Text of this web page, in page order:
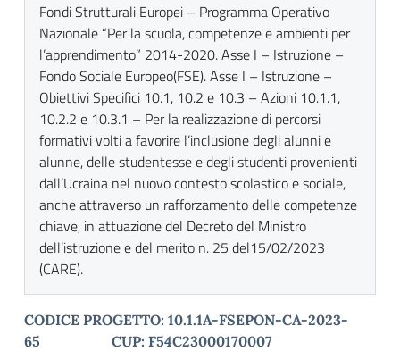
Fondi Strutturali Europei – Programma Operativo
Nazionale “Per la scuola, competenze e ambienti per
l’apprendimento” 2014-2020. Asse I – Istruzione –
Fondo Sociale Europeo(FSE). Asse I – Istruzione –
Obiettivi Specifici 10.1, 10.2 e 10.3 – Azioni 10.1.1,
10.2.2 e 10.3.1 – Per la realizzazione di percorsi
formativi volti a favorire l’inclusione degli alunni e
alunne, delle studentesse e degli studenti provenienti
dall’Ucraina nel nuovo contesto scolastico e sociale,
anche attraverso un rafforzamento delle competenze
chiave, in attuazione del Decreto del Ministro
dell’istruzione e del merito n. 25 del15/02/2023
(CARE).
CODICE PROGETTO: 10.1.1A-FSEPON-CA-2023-
65 CUP: F54C23000170007